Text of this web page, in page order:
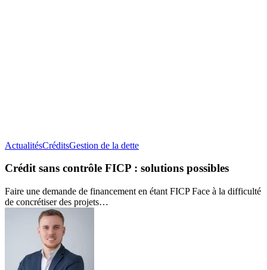
ActualitésCréditsGestion de la detteCrédit
contrôle
solutions
Crédit sans contrôle FICP : solutions possibles
Faire une demande de financement en étant FICP Face à la difficulté
de concrétiser des projets…